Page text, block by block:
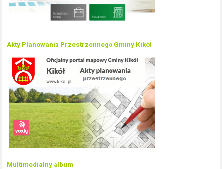
Akty Planowania Przestrzennego Gminy Kikół
Multimedialny album